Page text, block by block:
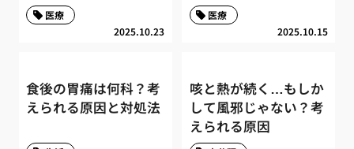
2025.10.23
医療
2025.10.15
医療
食後の胃痛は何科？考
えられる原因と対処法
咳と熱が続く…もしか
して風邪じゃない？考
えられる原因